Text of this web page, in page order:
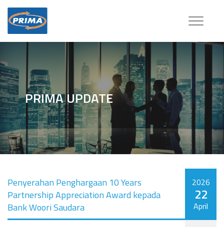
Toggle
PRIMA UPDATE
Penyerahan Penghargaan 10 Years
Partnership Appreciation Award kepada
Bank Woori Saudara
2026
22
April